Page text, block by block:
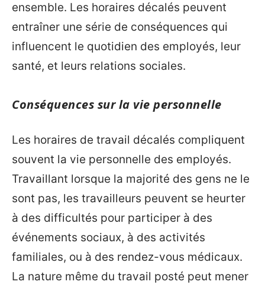
ensemble. Les horaires décalés peuvent
entraîner une série de conséquences qui
influencent le quotidien des employés, leur
santé, et leurs relations sociales.
Conséquences sur la vie personnelle
Les horaires de travail décalés compliquent
souvent la vie personnelle des employés.
Travaillant lorsque la majorité des gens ne le
sont pas, les travailleurs peuvent se heurter
à des difficultés pour participer à des
événements sociaux, à des activités
familiales, ou à des rendez-vous médicaux.
La nature même du travail posté peut mener